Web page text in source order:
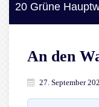
20 Grüne
An den
27. September